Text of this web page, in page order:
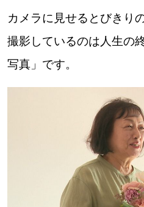
情報提供・お問い合わせ
カメラに見せるとびきり
撮影しているのは人生の
写真」です。